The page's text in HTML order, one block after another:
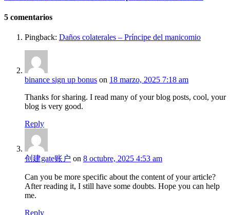
5 comentarios
Pingback: Daños colaterales – Príncipe del manicomio
binance sign up bonus on 18 marzo, 2025 7:18 am
Thanks for sharing. I read many of your blog posts, cool, your
blog is very good.
Reply
创建gate账户 on 8 octubre, 2025 4:53 am
Can you be more specific about the content of your article?
After reading it, I still have some doubts. Hope you can help
me.
Reply